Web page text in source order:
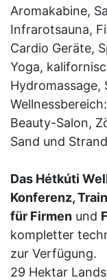
Aromakabine,
Infrarotsauna,
Cardio Geräte,
Yoga,
Hydromassage,
Beauty-Salon,
Sand und
Das Hétkúti
Konferenz,
für Firmen und
kompletter
zur Verfügung.
29 Hektar